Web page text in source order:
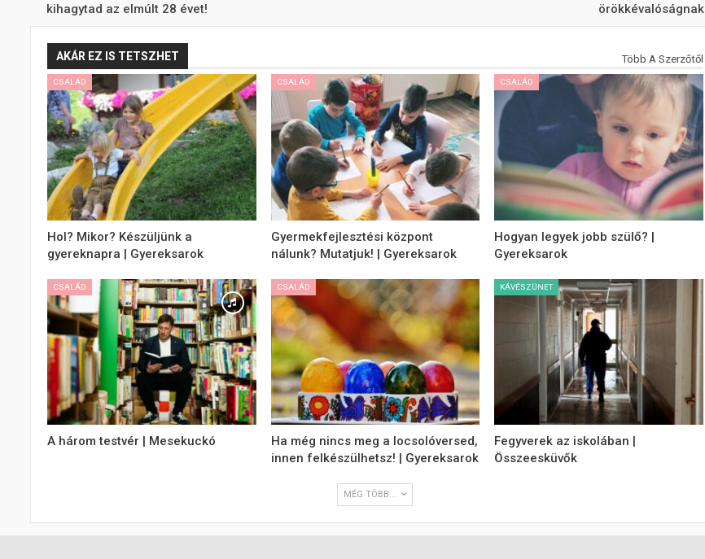
kihagytad az elmúlt 28 évet!
örökkévalóságnak
AKÁR EZ IS TETSZHET Több A Szerzőtől
CSALÁD
Hol? Mikor? Készüljünk a
gyereknapra | Gyereksarok
CSALÁD
Gyermekfejlesztési központ
nálunk? Mutatjuk! | Gyereksarok
CSALÁD
Hogyan legyek jobb szülő? |
Gyereksarok
CSALÁD
A három testvér | Mesekuckó
CSALÁD
Ha még nincs meg a locsolóversed,
innen felkészülhetsz! | Gyereksarok
KÁVÉSZÜNET
Fegyverek az iskolában |
Összeesküvők
MÉG TÖBB...